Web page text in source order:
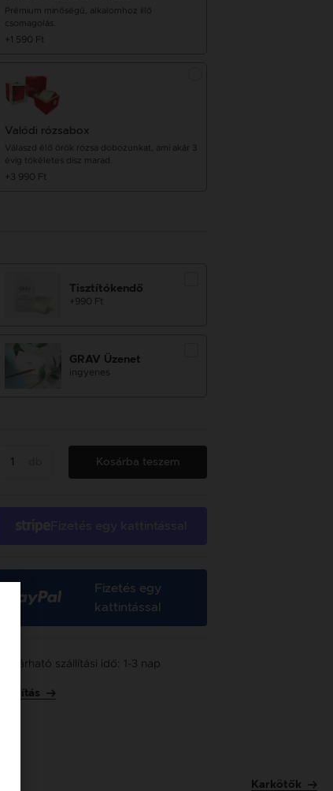
Prémium minőségű, alkalomhoz illő
csomagolás.
+1 590 Ft
Valódi rózsabox
Válaszd élő örök rózsa dobozunkat, ami akár 3
évig tökéletes dísz marad.
+3 990 Ft
Tisztítókendő
+990 Ft
GRAV Üzenet
ingyenes
Kosárba teszem
Fizetés egy
kattintással
Várható szállítási idő: 1-3 nap
Szállítás
Karkötők